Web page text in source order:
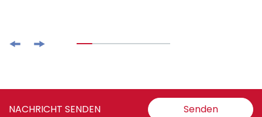
NACHRICHT SENDEN Senden